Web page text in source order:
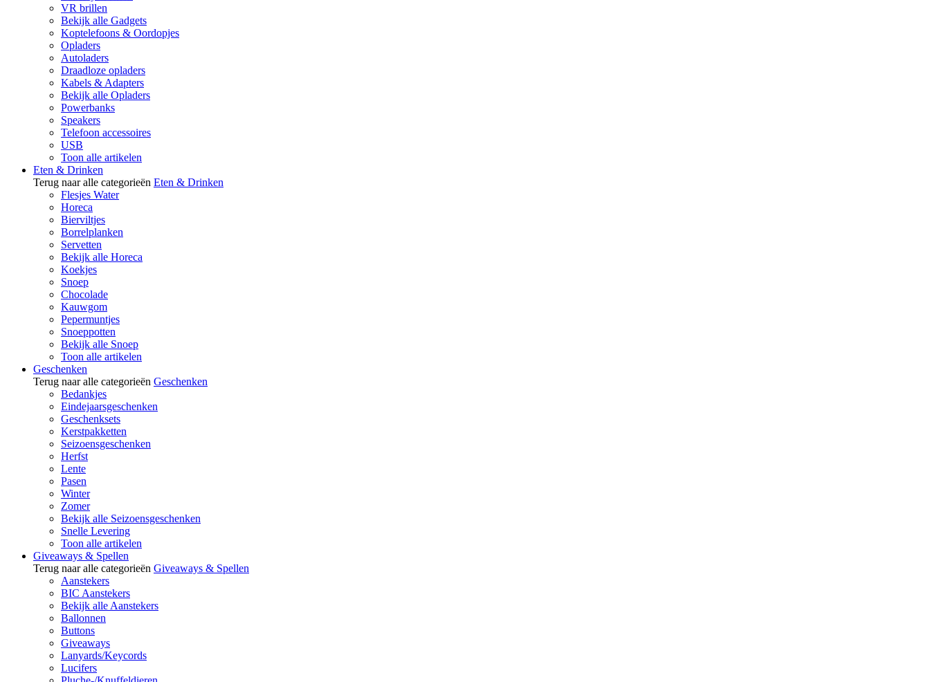
VR brillen
Bekijk alle Gadgets
Koptelefoons & Oordopjes
Opladers
Autoladers
Draadloze opladers
Kabels & Adapters
Bekijk alle Opladers
Powerbanks
Speakers
Telefoon accessoires
USB
Toon alle artikelen
Eten & Drinken
Terug naar alle categorieën Eten & Drinken
Flesjes Water
Horeca
Bierviltjes
Borrelplanken
Servetten
Bekijk alle Horeca
Koekjes
Snoep
Chocolade
Kauwgom
Pepermuntjes
Snoeppotten
Bekijk alle Snoep
Toon alle artikelen
Geschenken
Terug naar alle categorieën Geschenken
Bedankjes
Eindejaarsgeschenken
Geschenksets
Kerstpakketten
Seizoensgeschenken
Herfst
Lente
Pasen
Winter
Zomer
Bekijk alle Seizoensgeschenken
Snelle Levering
Toon alle artikelen
Giveaways & Spellen
Terug naar alle categorieën Giveaways & Spellen
Aanstekers
BIC Aanstekers
Bekijk alle Aanstekers
Ballonnen
Buttons
Giveaways
Lanyards/Keycords
Lucifers